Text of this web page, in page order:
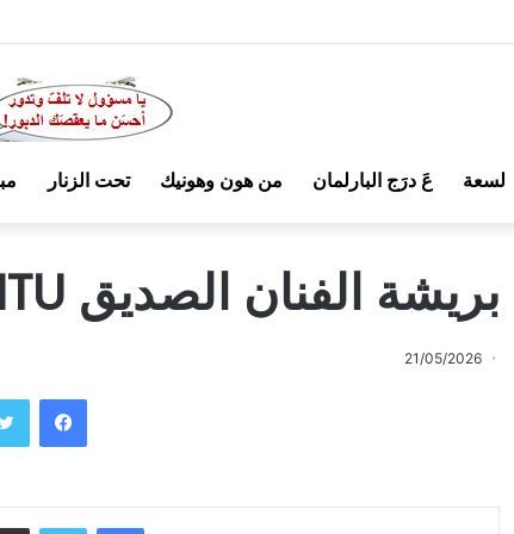
لسعة عَ درَج البارلمان من هون وهونيك تحت الزنار
بريشة الفنان الصديق PLANTU
21/05/2026
فيسبوك
فيسبوك